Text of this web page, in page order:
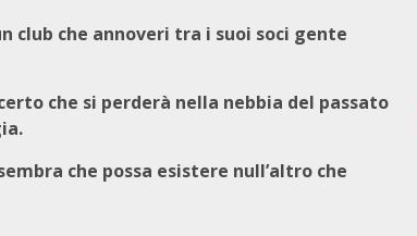
club che annoveri tra i suoi soci gente
che si perderà nella nebbia del passato
che possa esistere null’altro che